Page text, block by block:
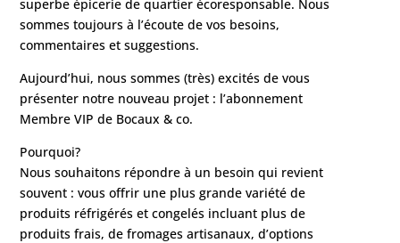
superbe épicerie de quartier écoresponsable. Nous
sommes toujours à l’écoute de vos besoins,
commentaires et suggestions.
Aujourd’hui, nous sommes (très) excités de vous
présenter notre nouveau projet : l’abonnement
Membre VIP de Bocaux & co.
Pourquoi?
Nous souhaitons répondre à un besoin qui revient
souvent : vous offrir une plus grande variété de
produits réfrigérés et congelés incluant plus de
produits frais, de fromages artisanaux, d’options